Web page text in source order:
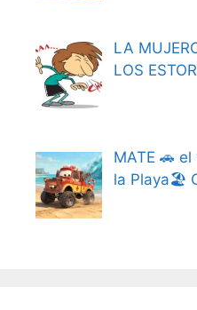
LA
LOS
MATE 🚗
la Playa🏖️